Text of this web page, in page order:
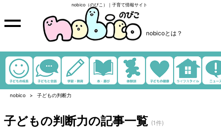
nobico（のびこ）｜子育て情報サイト
nobicoとは？
nobico 子どもの判断力
子どもの判断力の記事一覧 (1件)